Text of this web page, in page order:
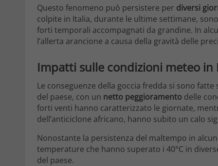
Questo fenomeno può persistere per diversi
colpite in Italia, durante le ultime settimane,
forti temporali accompagnati da grandine. In
l’allerta arancione a causa della gravità delle
Impatti sulle condizioni meteo in
Le conseguenze della goccia fredda si sono
del paese, con un netto peggioramento delle
forti venti hanno caratterizzato le giornate,
dell’anticiclone africano, hanno subito un calo
Nonostante la persistenza del maltempo in
temperature che hanno superato i 40°C in
del paese.